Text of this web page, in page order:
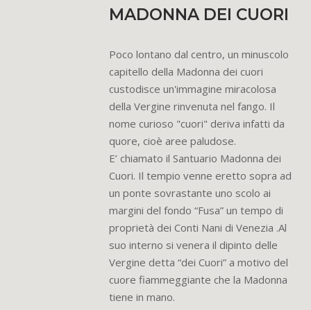
MADONNA DEI CUORI
Poco lontano dal centro, un minuscolo
capitello della Madonna dei cuori
custodisce un'immagine miracolosa
della Vergine rinvenuta nel fango. Il
nome curioso "cuori" deriva infatti da
quore, cioè aree paludose.
E’ chiamato il Santuario Madonna dei
Cuori. Il tempio venne eretto sopra ad
un ponte sovrastante uno scolo ai
margini del fondo “Fusa” un tempo di
proprietà dei Conti Nani di Venezia .Al
suo interno si venera il dipinto delle
Vergine detta “dei Cuori” a motivo del
cuore fiammeggiante che la Madonna
tiene in mano.